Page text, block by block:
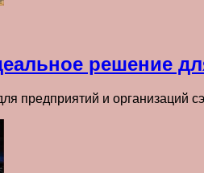
решение
предприятий и организаций